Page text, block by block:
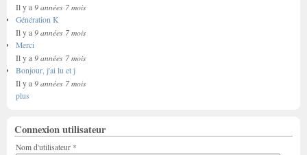
Il y a 9 années 7 mois
Génération K
Il y a 9 années 7 mois
Merci
Il y a 9 années 7 mois
Bonjour, j'ai lu et j
Il y a 9 années 7 mois
plus
Connexion utilisateur
Nom d'utilisateur *